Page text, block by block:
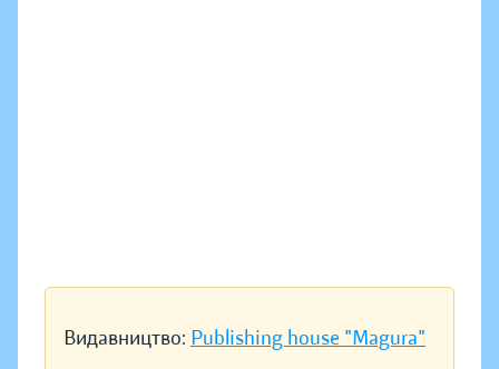
Видавництво: Publishing house "Magura"